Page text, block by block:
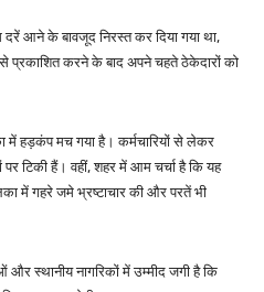
आने के बावजूद निरस्त कर दिया गया था,
प्रकाशित करने के बाद अपने चहते ठेकेदारों को
में हड़कंप मच गया है। कर्मचारियों से लेकर
टिकी हैं। वहीं, शहर में आम चर्चा है कि यह
में गहरे जमे भ्रष्टाचार की और परतें भी
स्थानीय नागरिकों में उम्मीद जगी है कि